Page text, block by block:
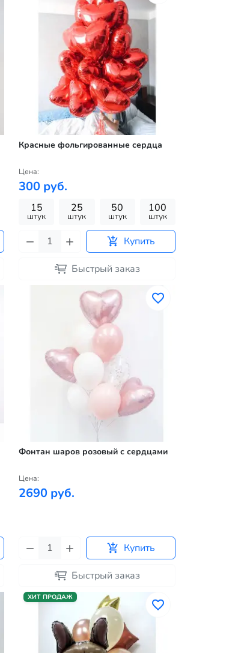
Красные фольгированные сердца
Цена:
300 руб.
15
штук
25
штук
50
штук
100
штук
Купить
Быстрый заказ
Фонтан шаров розовый с сердцами
Цена:
2690 руб.
Купить
Быстрый заказ
ХИТ ПРОДАЖ